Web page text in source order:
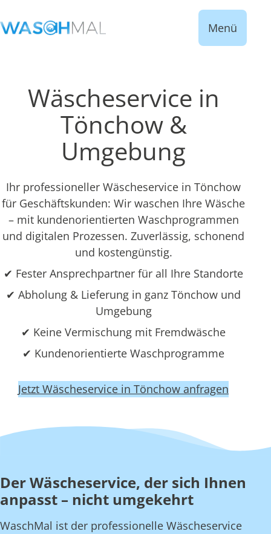
Menü
Wäscheservice in
Tönchow &
Umgebung
Ihr professioneller Wäscheservice in Tönchow
für Geschäftskunden: Wir waschen Ihre Wäsche
– mit kundenorientierten Waschprogrammen
und digitalen Prozessen. Zuverlässig, schonend
und kostengünstig.
✔ Fester Ansprechpartner für all Ihre Standorte
✔ Abholung & Lieferung in ganz Tönchow und
Umgebung
✔ Keine Vermischung mit Fremdwäsche
✔ Kundenorientierte Waschprogramme
Jetzt Wäscheservice in Tönchow anfragen
Der Wäscheservice, der sich Ihnen
anpasst – nicht umgekehrt
WaschMal ist der professionelle Wäscheservice